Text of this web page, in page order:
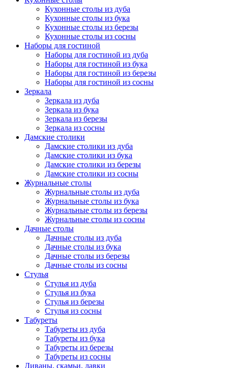
Кухонные столы из дуба
Кухонные столы из бука
Кухонные столы из березы
Кухонные столы из сосны
Наборы для гостиной
Наборы для гостиной из дуба
Наборы для гостиной из бука
Наборы для гостиной из березы
Наборы для гостиной из сосны
Зеркала
Зеркала из дуба
Зеркала из бука
Зеркала из березы
Зеркала из сосны
Дамские столики
Дамские столики из дуба
Дамские столики из бука
Дамские столики из березы
Дамские столики из сосны
Журнальные столы
Журнальные столы из дуба
Журнальные столы из бука
Журнальные столы из березы
Журнальные столы из сосны
Дачные столы
Дачные столы из дуба
Дачные столы из бука
Дачные столы из березы
Дачные столы из сосны
Стулья
Стулья из дуба
Стулья из бука
Стулья из березы
Стулья из сосны
Табуреты
Табуреты из дуба
Табуреты из бука
Табуреты из березы
Табуреты из сосны
Диваны, скамьи, лавки